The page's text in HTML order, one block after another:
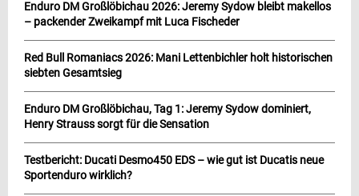
Enduro DM Großlöbichau 2026: Jeremy Sydow bleibt makellos
– packender Zweikampf mit Luca Fischeder
Red Bull Romaniacs 2026: Mani Lettenbichler holt historischen
siebten Gesamtsieg
Enduro DM Großlöbichau, Tag 1: Jeremy Sydow dominiert,
Henry Strauss sorgt für die Sensation
Testbericht: Ducati Desmo450 EDS – wie gut ist Ducatis neue
Sportenduro wirklich?